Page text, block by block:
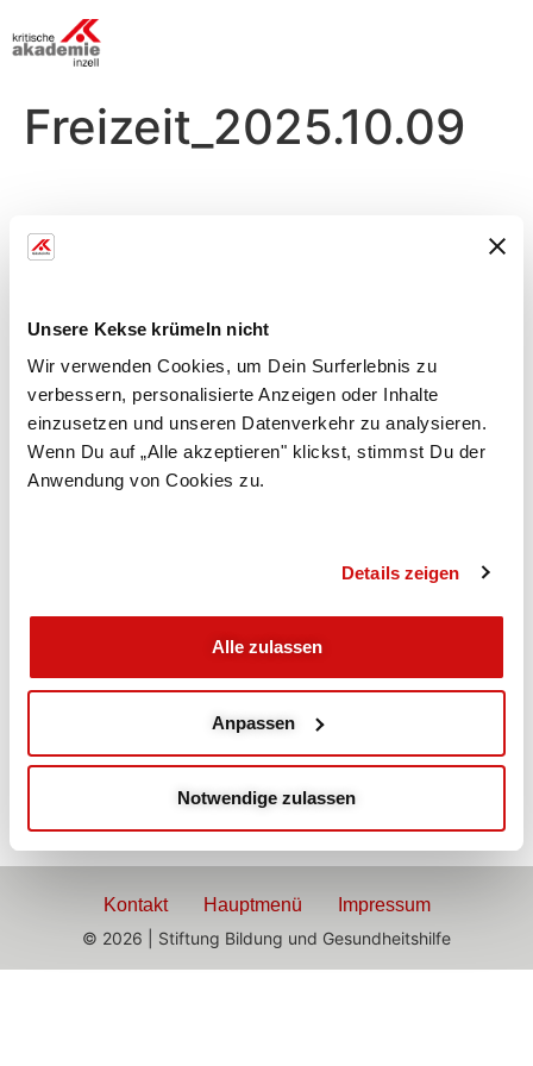
Unsere Kekse krümeln nicht
Wir verwenden Cookies, um Dein Surferlebnis zu
verbessern, personalisierte Anzeigen oder Inhalte
einzusetzen und unseren Datenverkehr zu analysieren.
Wenn Du auf „Alle akzeptieren" klickst, stimmst Du der
Anwendung von Cookies zu.
Details zeigen
Alle zulassen
Anpassen
Notwendige zulassen
Freizeit_2025.10.09
Flexibar
mit Heidi S.
Tiefenmuskulatur mit Schwungstab und
Gleichgewichtstraining
Rücken Workout
mit Marvie
Rückenstärkende Übungen
Kontakt Hauptmenü
Impressum
© 2026 | Stiftung Bildung und Gesundheitshilfe